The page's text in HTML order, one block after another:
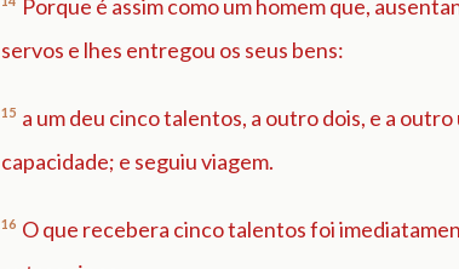
Porque é assim como um homem que,
servos e lhes entregou os seus bens:
15 a um deu cinco talentos, a outro dois, e a outro
capacidade; e seguiu viagem.
16 O que recebera cinco talentos foi